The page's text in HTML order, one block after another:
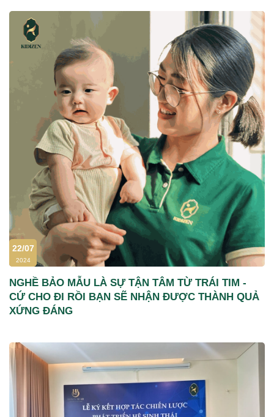
22/07
2024
NGHỀ BẢO MẪU LÀ SỰ TẬN TÂM TỪ TRÁI TIM -
CỨ CHO ĐI RỒI BẠN SẼ NHẬN ĐƯỢC THÀNH QUẢ
XỨNG ĐÁNG